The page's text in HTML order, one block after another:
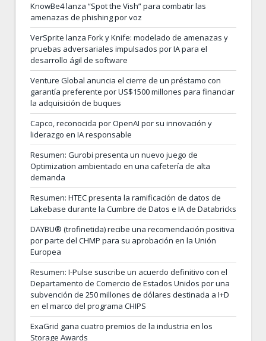
KnowBe4 lanza “Spot the Vish” para combatir las
amenazas de phishing por voz
VerSprite lanza Fork y Knife: modelado de amenazas y
pruebas adversariales impulsados por IA para el
desarrollo ágil de software
Venture Global anuncia el cierre de un préstamo con
garantía preferente por US$1500 millones para financiar
la adquisición de buques
Capco, reconocida por OpenAI por su innovación y
liderazgo en IA responsable
Resumen: Gurobi presenta un nuevo juego de
Optimization ambientado en una cafetería de alta
demanda
Resumen: HTEC presenta la ramificación de datos de
Lakebase durante la Cumbre de Datos e IA de Databricks
DAYBU® (trofinetida) recibe una recomendación positiva
por parte del CHMP para su aprobación en la Unión
Europea
Resumen: I-Pulse suscribe un acuerdo definitivo con el
Departamento de Comercio de Estados Unidos por una
subvención de 250 millones de dólares destinada a I+D
en el marco del programa CHIPS
ExaGrid gana cuatro premios de la industria en los
Storage Awards